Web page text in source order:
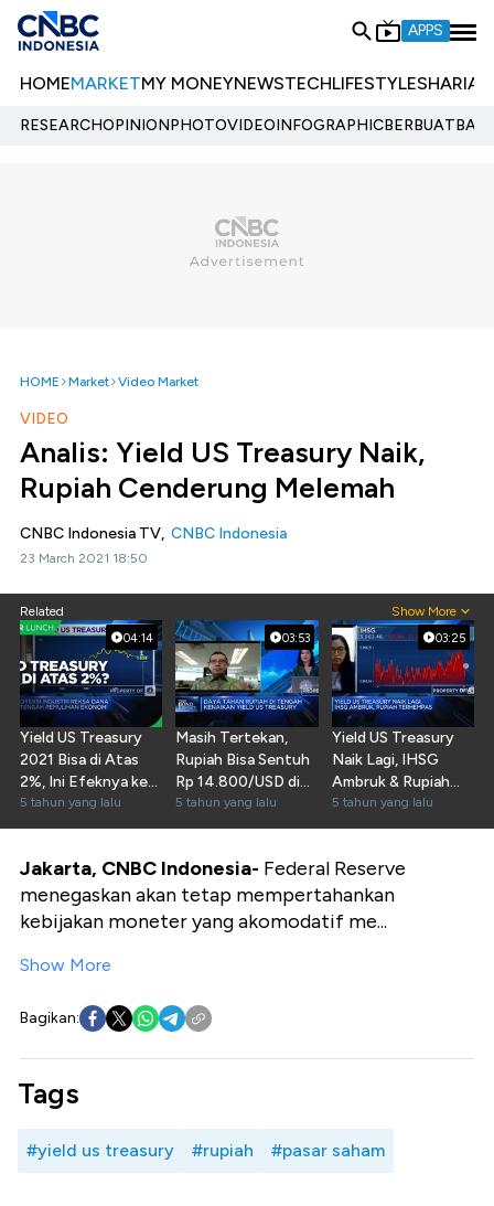
APPS
HOMEMARKETMY MONEYNEWSTECHLIFESTYLESHARIA
RESEARCHOPINIONPHOTOVIDEOINFOGRAPHIC
HOME Market Video Market
VIDEO
Analis: Yield US Treasury Naik,
Rupiah Cenderung Melemah
CNBC Indonesia TV, CNBC Indonesia
23 March 2021 18:50
Related Show More
04:14
Yield US Treasury
2021 Bisa di Atas
2%, Ini Efeknya ke
Rupiah
5 tahun yang lalu
03:53
Masih Tertekan,
Rupiah Bisa Sentuh
Rp 14.800/USD di
Q2-2021
5 tahun yang lalu
03:25
Yield US Treasury
Naik Lagi, IHSG
Ambruk & Rupiah
Terhempas
5 tahun yang lalu
Jakarta, CNBC Indonesia- Federal Reserve
menegaskan akan tetap mempertahankan
kebijakan moneter yang akomodatif me...
Show More
Bagikan:
Tags
#yield us treasury #rupiah #pasar saham